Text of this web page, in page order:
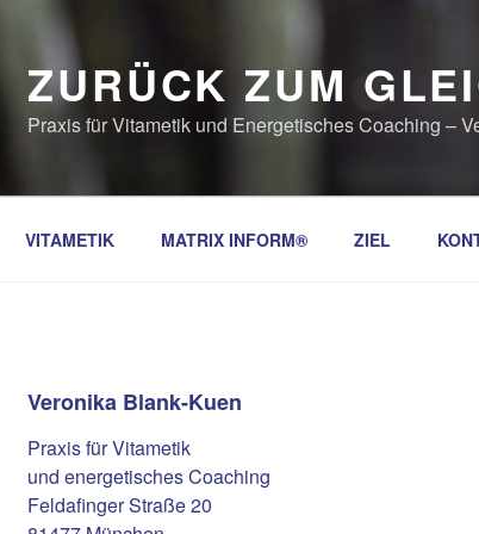
ZURÜCK ZUM
Praxis für Vitametik und Energetisches Coaching –
VITAMETIK MATRIX INFORM® ZIEL
Veronika Blank-Kuen
Praxis für Vitametik
und energetisches Coaching
Feldafinger Straße 20